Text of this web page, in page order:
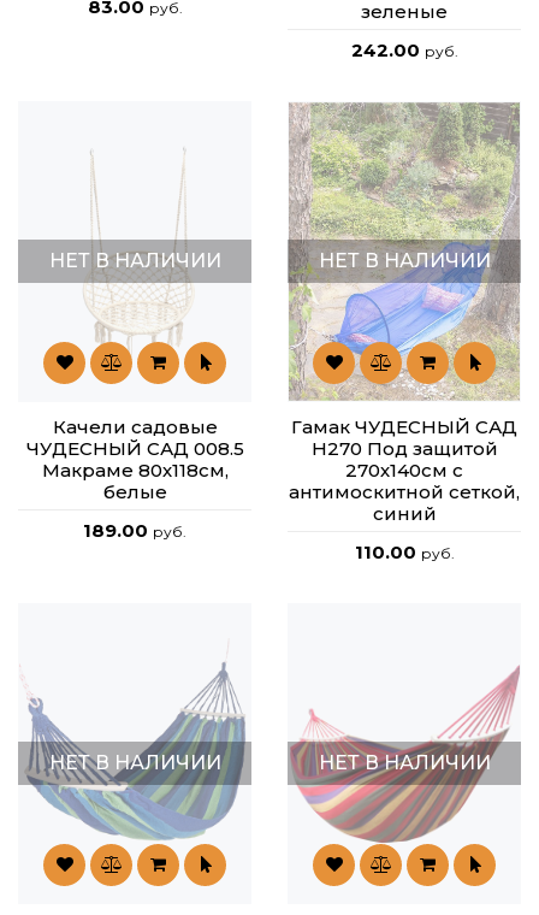
83.00 руб.
зеленые
242.00 руб.
НЕТ В НАЛИЧИИ
Качели садовые
ЧУДЕСНЫЙ САД 008.5
Макраме 80х118см,
белые
189.00 руб.
НЕТ В НАЛИЧИИ
Гамак ЧУДЕСНЫЙ САД
H270 Под защитой
270х140см с
антимоскитной сеткой,
синий
110.00 руб.
НЕТ В НАЛИЧИИ НЕТ В НАЛИЧИИ